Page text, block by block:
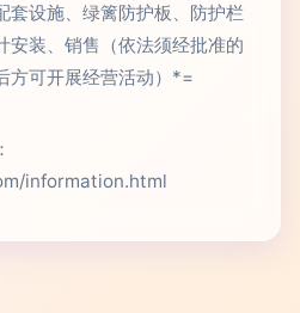
套设施、绿篱防护板、防护栏
安装、销售（依法须经批准的
方可开展经营活动）*=
information.html